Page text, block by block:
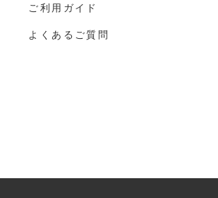
ご利用ガイド
よくあるご質問